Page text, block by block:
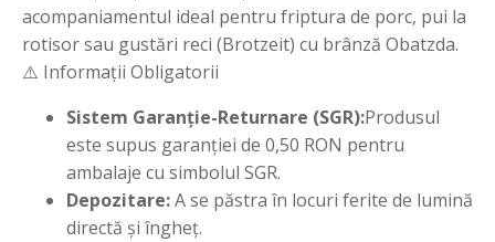
acompaniamentul ideal pentru friptura de porc, pui la
rotisor sau gustări reci (Brotzeit) cu brânză Obatzda.
⚠️ Informații Obligatorii
Sistem Garanție-Returnare (SGR):Produsul
este supus garanției de 0,50 RON pentru
ambalaje cu simbolul SGR.
Depozitare:A se păstra în locuri ferite de lumină
directă și îngheț.